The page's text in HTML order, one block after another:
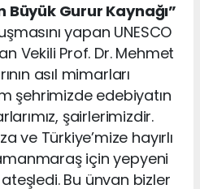
Büyük Gurur Kaynağı”
yapan UNESCO
Vekili Prof. Dr. Mehmet
asıl mimarları
şehrimizde edebiyatın
şairlerimizdir.
ve Türkiye’mize hayırlı
için yepyeni
Bu ünvan bizler